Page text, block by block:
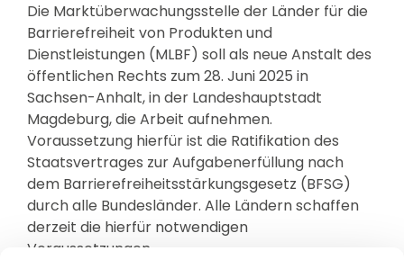
Die Marktüberwachungsstelle der Länder für die
Barrierefreiheit von Produkten und
Dienstleistungen (MLBF) soll als neue Anstalt des
öffentlichen Rechts zum 28. Juni 2025 in
Sachsen-Anhalt, in der Landeshauptstadt
Magdeburg, die Arbeit aufnehmen.
Voraussetzung hierfür ist die Ratifikation des
Staatsvertrages zur Aufgabenerfüllung nach
dem Barrierefreiheitsstärkungsgesetz (BFSG)
durch alle Bundesländer. Alle Ländern schaffen
derzeit die hierfür notwendigen
Voraussetzungen.